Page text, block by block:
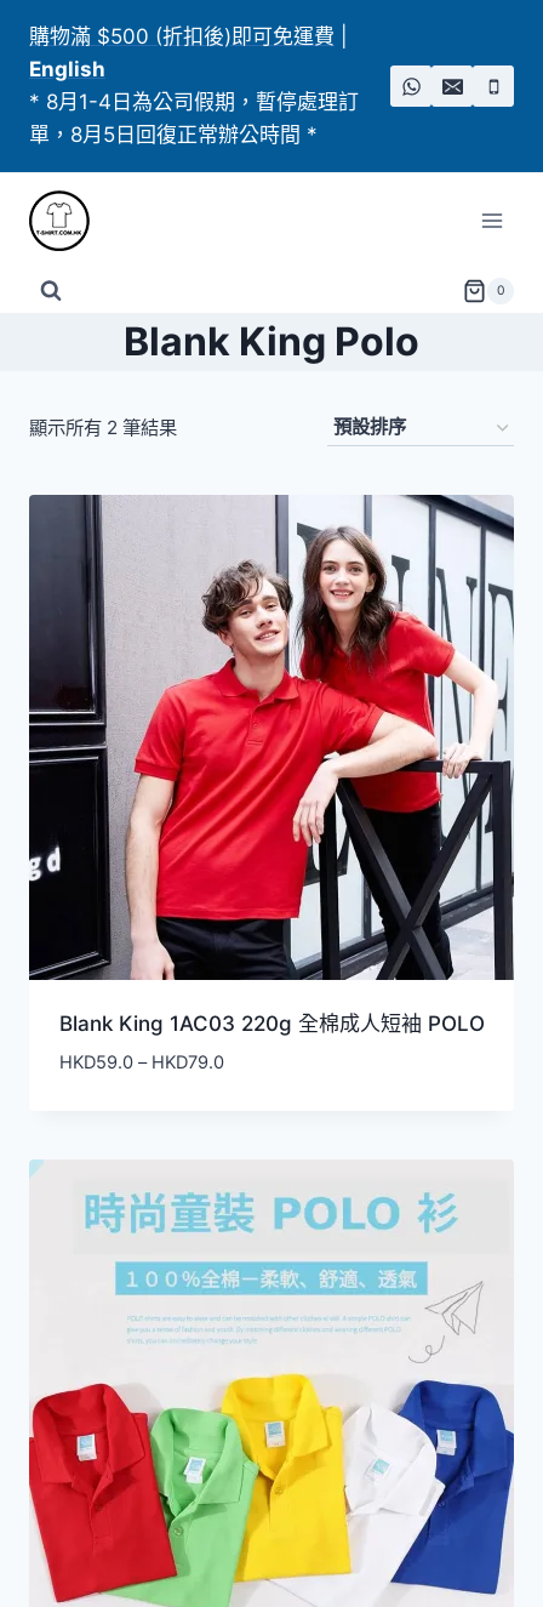
content
購物滿 $500 (折扣後)即可免運費
English
* 8月1-4日為公司假期，暫停處理訂
單，8月5日回復正常辦公時間 *
0
Blank King Polo
顯示所有 2 筆結果
Blank King 1AC03 220g 全棉成人短袖 POLO
HKD59.0 – HKD79.0價
到
HKD79.0